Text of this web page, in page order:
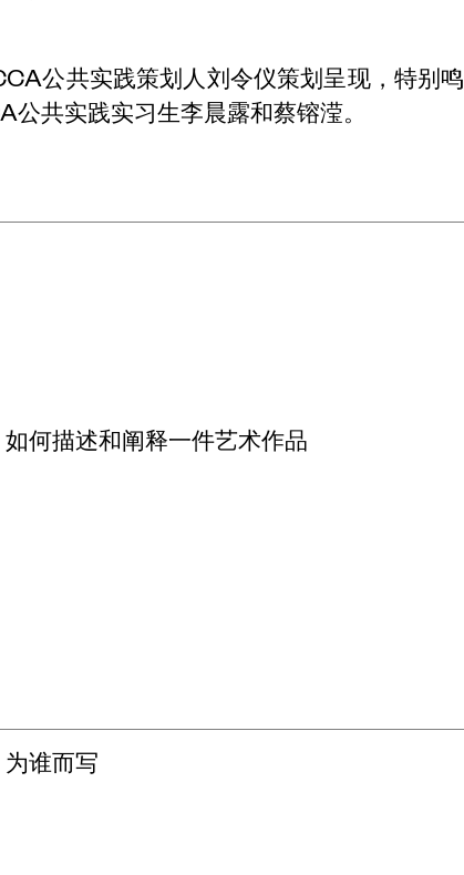
公共实践策划人刘令仪策划呈现，特别鸣
共实践实习生李晨露和蔡镕滢。
如何描述和阐释一件艺术作品
为谁而写